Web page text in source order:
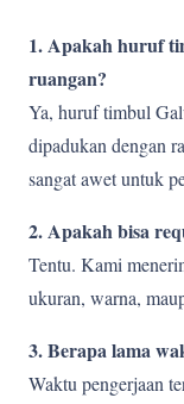
1. Apakah huruf
ruangan?
Ya, huruf timbul
dipadukan dengan
sangat awet untuk
2. Apakah bisa
Tentu. Kami
ukuran, warna,
3. Berapa lama
Waktu pengerjaan